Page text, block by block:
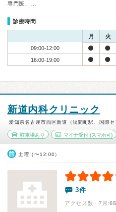
専門医、…
診療時間
月 火
09:00-12:00
16:00-19:00
新道内科クリニック
愛知県名古屋市西区新道（浅間町駅、国際セ
駐車場あり マイナ受付(スマホ可)
土曜（〜12:00）
3件
アクセス数 7月:65